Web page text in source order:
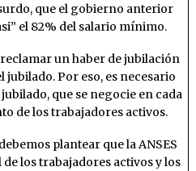
que el gobierno anterior
el 82% del salario mínimo.
un haber de jubilación
jubilado. Por eso, es necesario
que se negocie en cada
de los trabajadores activos.
plantear que la ANSES
los trabajadores activos y los